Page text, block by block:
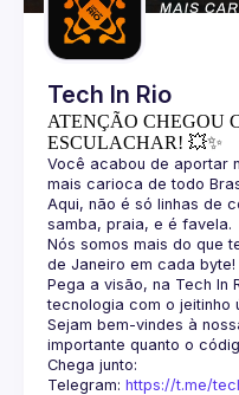
Tech In Rio
ATENÇÃO CHEGOU
ESCULACHAR! 💥✨
Você acabou de aportar
Aqui, não é só linhas de
Nós somos mais do que
Pega a visão, na Tech In
Sejam bem-vindes à
Telegram: https://t.me/